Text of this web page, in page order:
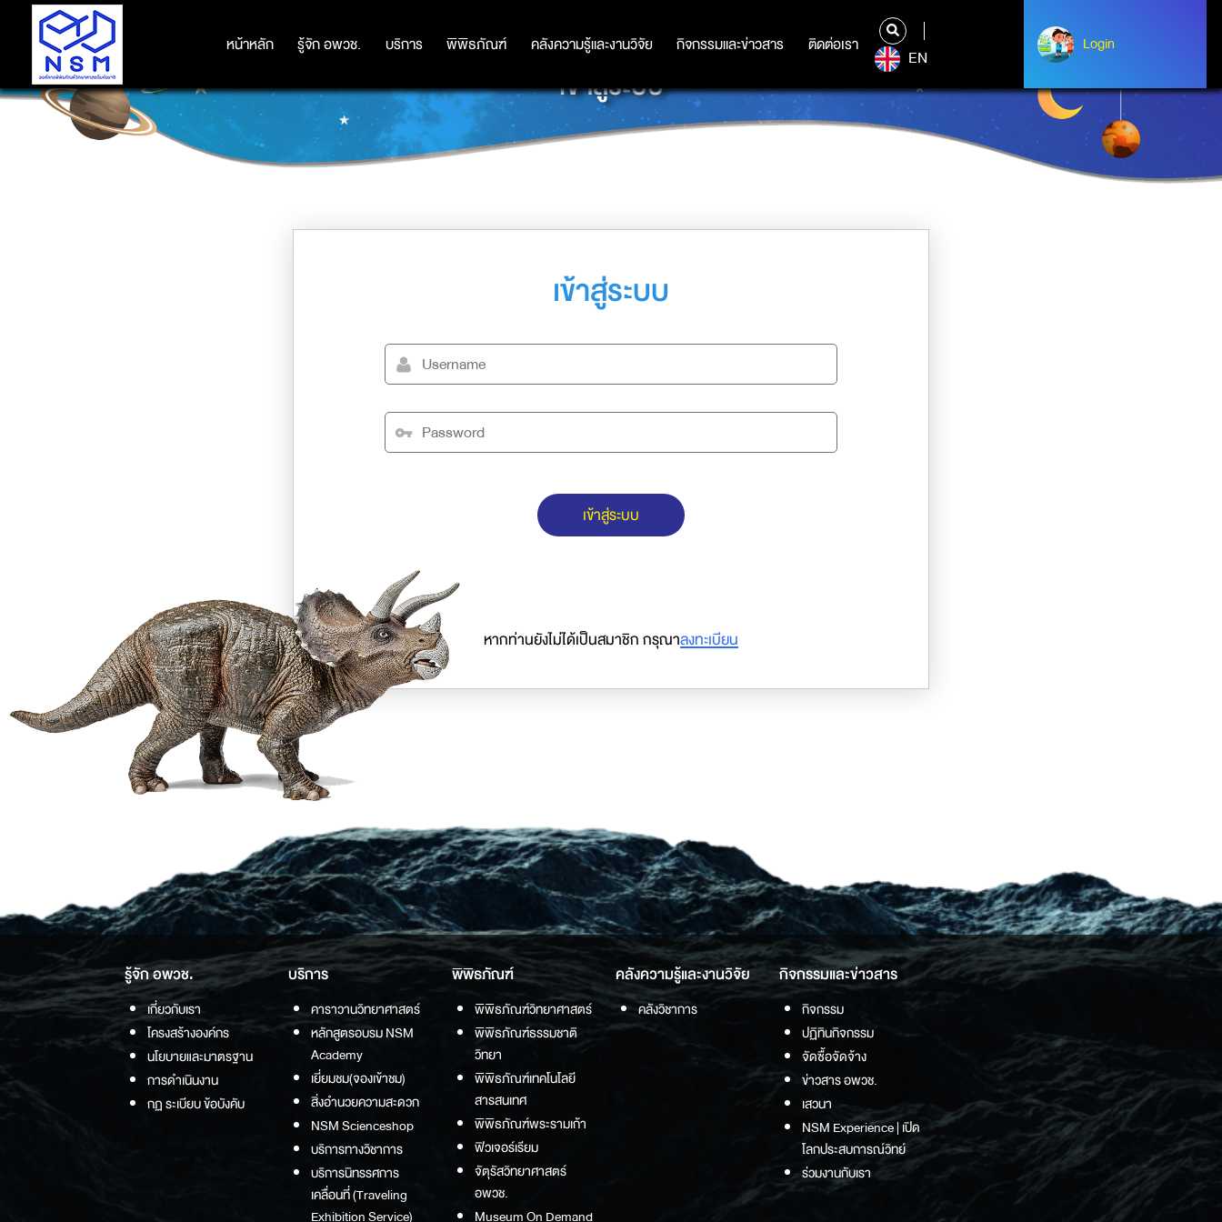
หน้าหลัก รู้จัก อพวช. บริการ พิพิธภัณฑ์ คลังความรู้และงานวิจัย กิจกรรมและข่าวสาร ติดต่อเรา
หน้าหลัก รู้จัก อพวช. บริการ พิพิธภัณฑ์ คลังความรู้และงานวิจัย กิจกรรมและข่าวสาร ติดต่อเรา
EN
Login
Albert Einstein
เข้าสู่ระบบ
เข้าสู่ระบบ
เข้าสู่ระบบ
หากท่านยังไม่ได้เป็นสมาชิก กรุณาลงทะเบียน
รู้จัก อพวช.
เกี่ยวกับเรา
โครงสร้างองค์กร
นโยบายและมาตรฐาน
การดำเนินงาน
กฏ ระเบียบ ข้อบังคับ
บริการ
คาราวานวิทยาศาสตร์
หลักสูตรอบรม NSM
Academy
เยี่ยมชม(จองเข้าชม)
สิ่งอำนวยความสะดวก
NSM Scienceshop
บริการทางวิชาการ
บริการนิทรรศการ
เคลื่อนที่ (Traveling
Exhibition Service)
พิพิธภัณฑ์
พิพิธภัณฑ์วิทยาศาสตร์
พิพิธภัณฑ์ธรรมชาติ
วิทยา
พิพิธภัณฑ์เทคโนโลยี
สารสนเทศ
พิพิธภัณฑ์พระรามเก้า
ฟิวเจอร์เรียม
จัตุรัสวิทยาศาสตร์
อพวช.
Museum On Demand
คลังความรู้และงานวิจัย
คลังวิชาการ
กิจกรรมและข่าวสาร
กิจกรรม
ปฏิทินกิจกรรม
จัดซื้อจัดจ้าง
ข่าวสาร อพวช.
เสวนา
NSM Experience | เปิด
โลกประสบการณ์วิทย์
ร่วมงานกับเรา